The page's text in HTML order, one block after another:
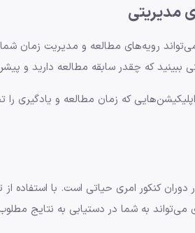
مدیریتی
می‌تواند رویه‌های مطالعه و مدیریت زمان
ببینید که چقدر سابقه مطالعه دارید و
اپلیکیشن‌هایی که زمان مطالعه و یادگیری
دوران کنکور امری حیاتی است. با
می‌تواند به شما در دستیابی به نتایج